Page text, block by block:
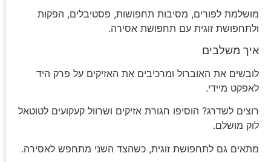
מושלמת לפורים, מסיבות תחפושות, פסטיבלים, הפקות
ולתחפושת זוגית עם תחפושת אסירה.
איך משלבים
לובשים את האוברול ומרכיבים את האזיקים על פרק היד
לאפקט מיידי.
רוצים לשדרג? הוסיפו חגורת אזיקים ושרוול קעקועים לטוטאל
לוק מושלם.
מתאים גם לתחפושת זוגית, כשהצד השני מתחפש לאסירה.